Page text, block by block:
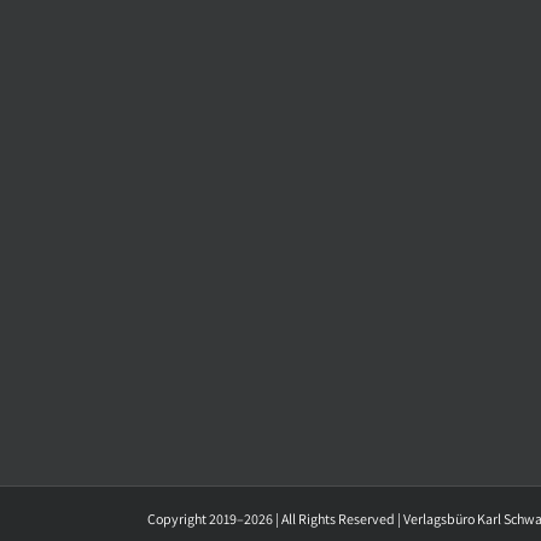
Copyright 2019–2026 | All Rights Reserved | Verlagsbüro Karl